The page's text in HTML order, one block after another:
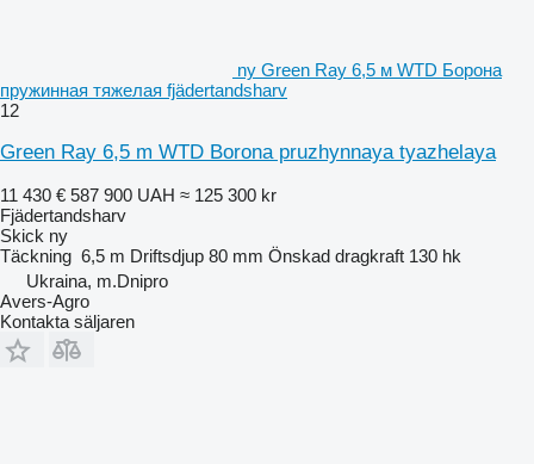
ny Green Ray 6,5 м WTD Борона
пружинная тяжелая fjädertandsharv
12
Green Ray 6,5 m WTD Borona pruzhynnaya tyazhelaya
11 430 € 587 900 UAH ≈ 125 300 kr
Fjädertandsharv
Skick ny
Täckning 6,5 m Driftsdjup 80 mm Önskad dragkraft 130 hk
Ukraina, m.Dnipro
Avers-Agro
Kontakta säljaren